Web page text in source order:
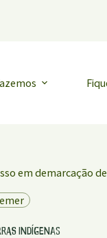
em demarcação
indígenas